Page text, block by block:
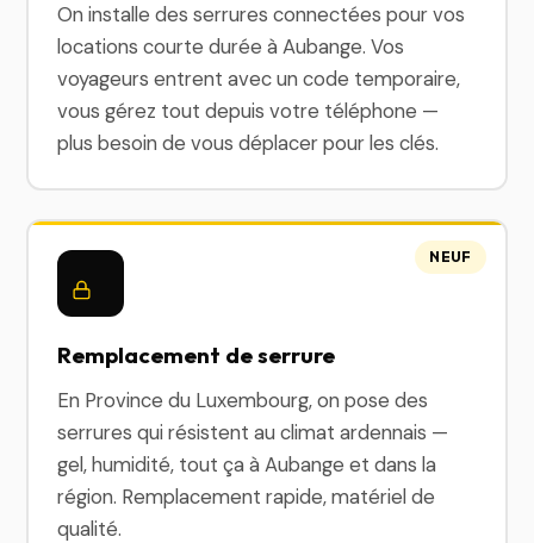
On installe des serrures connectées pour vos
locations courte durée à Aubange. Vos
voyageurs entrent avec un code temporaire,
vous gérez tout depuis votre téléphone —
plus besoin de vous déplacer pour les clés.
Remplacement de serrure
En Province du Luxembourg, on pose des
serrures qui résistent au climat ardennais —
gel, humidité, tout ça à Aubange et dans la
région. Remplacement rapide, matériel de
qualité.
NEUF